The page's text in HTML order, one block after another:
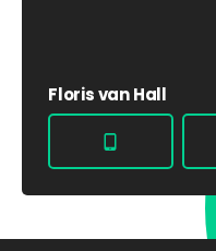
Floris van Hall